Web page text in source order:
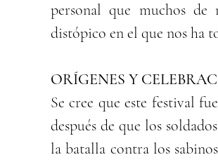
personal que muchos
distópico en el que nos ha
ORÍGENES Y
Se cree que este festival
después de que los
la batalla contra los